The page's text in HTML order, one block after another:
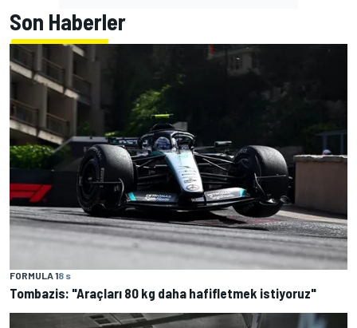
Son Haberler
FORMULA 18 s
Tombazis: "Araçları 80 kg daha hafifletmek istiyoruz"